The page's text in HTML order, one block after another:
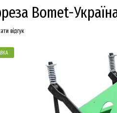
Bomet-
відгук